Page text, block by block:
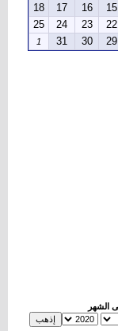
15
16
17
18
22
23
24
25
29
30
31
1
الشهر